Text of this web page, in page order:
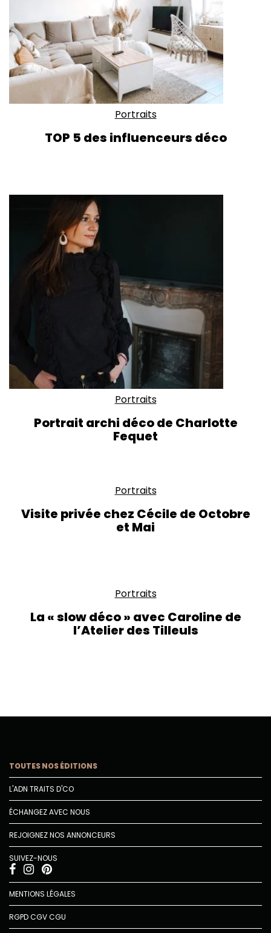
Portraits
TOP 5 des influenceurs déco
Portraits
Portrait archi déco de Charlotte
Fequet
Portraits
Visite privée chez Cécile de Octobre
et Mai
Portraits
La « slow déco » avec Caroline de
l’Atelier des Tilleuls
TOUTES NOS ÉDITIONS
L'ADN TRAITS D'CO
ÉCHANGEZ AVEC NOUS
REJOIGNEZ NOS ANNONCEURS
SUIVEZ-NOUS
MENTIONS LÉGALES
RGPDCGVCGU